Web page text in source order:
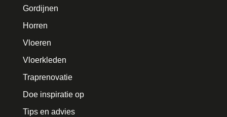
Gordijnen
Horren
Vloeren
Vloerkleden
Traprenovatie
Doe inspiratie op
Tips en advies